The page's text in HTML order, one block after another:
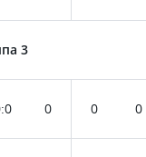
3
:0 0 0 0